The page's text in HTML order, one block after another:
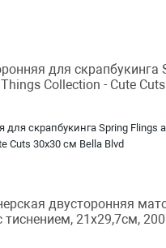
для скрапбукинга Spring Flings
Cuts 30х30 см Bella Blvd